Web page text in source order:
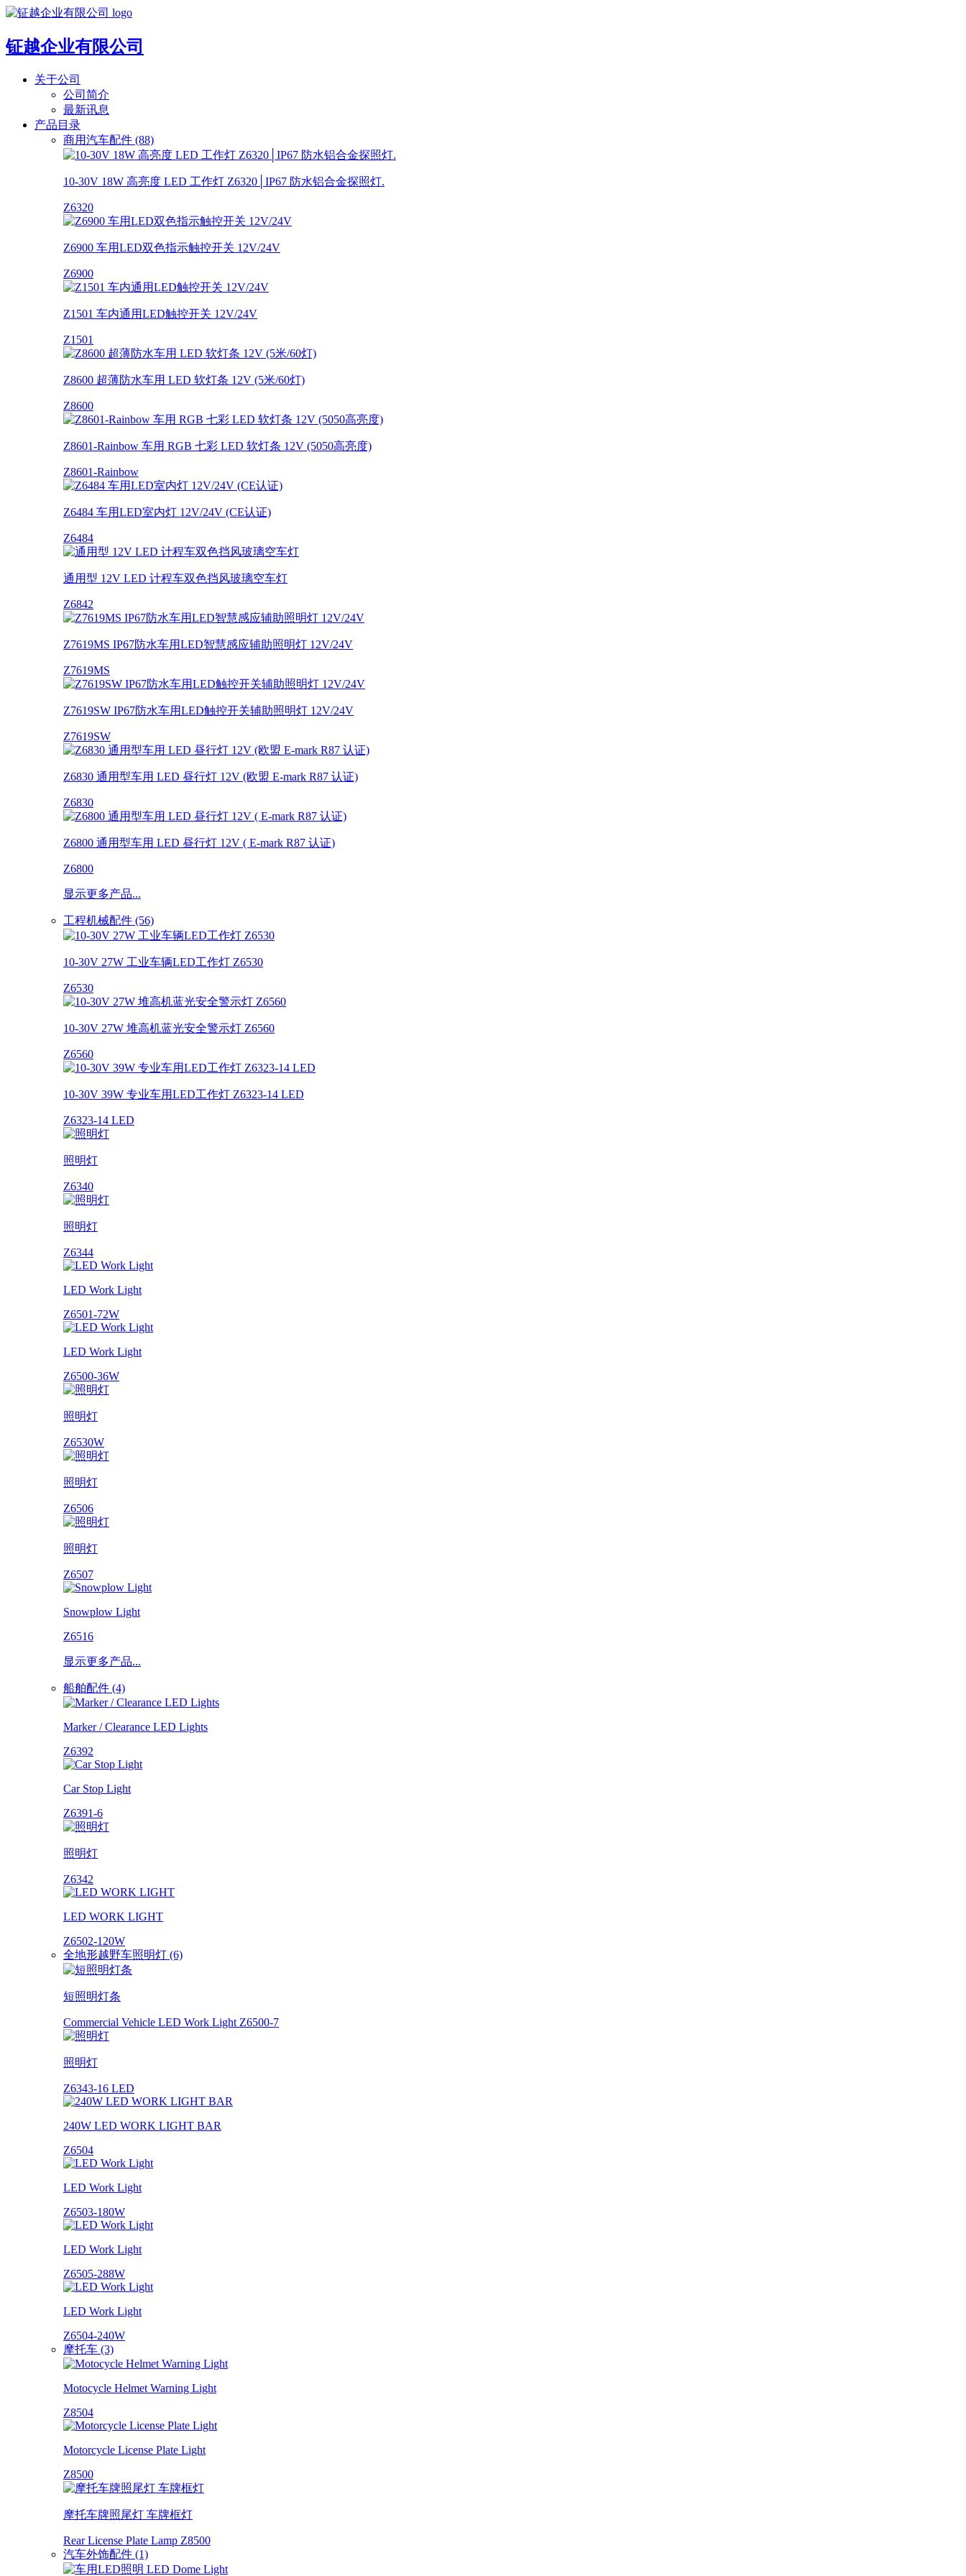
钲越企业有限公司
关于公司
公司简介
最新讯息
产品目录
商用汽车配件 (88)
10-30V 18W 高亮度 LED 工作灯 Z6320│IP67 防水铝合金探照灯.
Z6320
Z6900 车用LED双色指示触控开关 12V/24V
Z6900
Z1501 车内通用LED触控开关 12V/24V
Z1501
Z8600 超薄防水车用 LED 软灯条 12V (5米/60灯)
Z8600
Z8601-Rainbow 车用 RGB 七彩 LED 软灯条 12V (5050高亮度)
Z8601-Rainbow
Z6484 车用LED室内灯 12V/24V (CE认证)
Z6484
通用型 12V LED 计程车双色挡风玻璃空车灯
Z6842
Z7619MS IP67防水车用LED智慧感应辅助照明灯 12V/24V
Z7619MS
Z7619SW IP67防水车用LED触控开关辅助照明灯 12V/24V
Z7619SW
Z6830 通用型车用 LED 昼行灯 12V (欧盟 E-mark R87 认证)
Z6830
Z6800 通用型车用 LED 昼行灯 12V ( E-mark R87 认证)
Z6800
显示更多产品...
工程机械配件 (56)
10-30V 27W 工业车辆LED工作灯 Z6530
Z6530
10-30V 27W 堆高机蓝光安全警示灯 Z6560
Z6560
10-30V 39W 专业车用LED工作灯 Z6323-14 LED
Z6323-14 LED
照明灯
Z6340
照明灯
Z6344
LED Work Light
Z6501-72W
LED Work Light
Z6500-36W
照明灯
Z6530W
照明灯
Z6506
照明灯
Z6507
Snowplow Light
Z6516
显示更多产品...
船舶配件 (4)
Marker / Clearance LED Lights
Z6392
Car Stop Light
Z6391-6
照明灯
Z6342
LED WORK LIGHT
Z6502-120W
全地形越野车照明灯 (6)
短照明灯条
Commercial Vehicle LED Work Light Z6500-7
照明灯
Z6343-16 LED
240W LED WORK LIGHT BAR
Z6504
LED Work Light
Z6503-180W
LED Work Light
Z6505-288W
LED Work Light
Z6504-240W
摩托车 (3)
Motocycle Helmet Warning Light
Z8504
Motorcycle License Plate Light
Z8500
摩托车牌照尾灯 车牌框灯
Rear License Plate Lamp Z8500
汽车外饰配件 (1)